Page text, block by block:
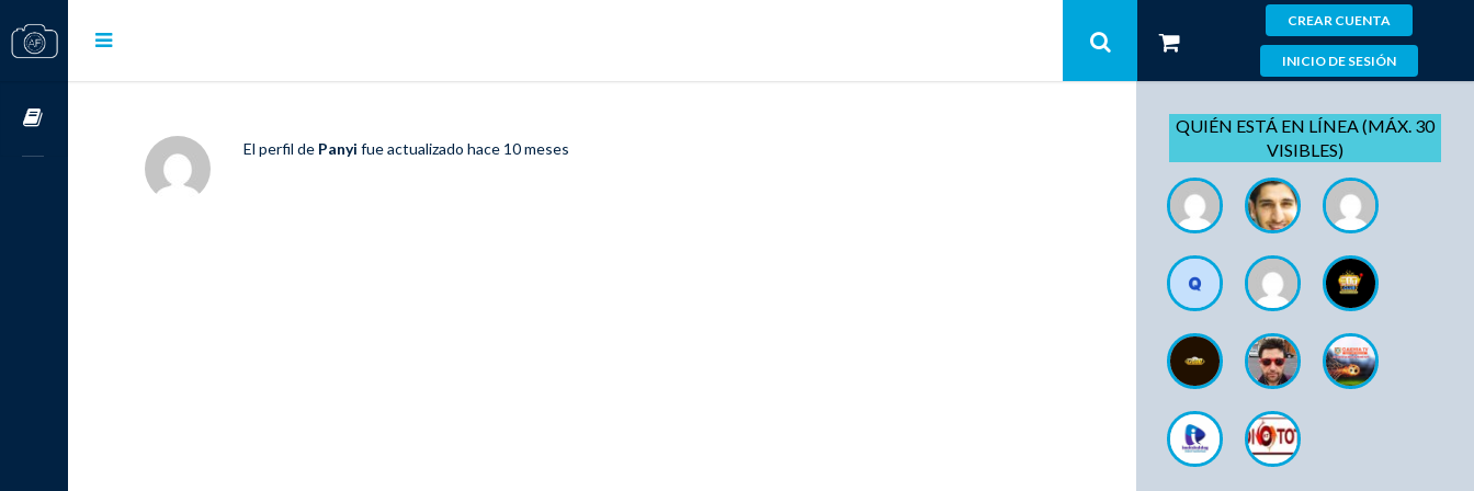
CREAR CUENTA
INICIO DE SESIÓN
El perfil de Panyi fue actualizado hace 10 meses
QUIÉN ESTÁ EN LÍNEA (MÁX. 30
VISIBLES)